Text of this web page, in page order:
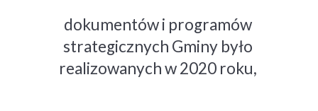
dokumentów i program
ów
strategicznych Gminy było
realizowanych w 2020 roku,